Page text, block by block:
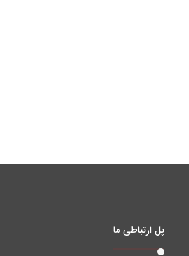
پل ارتباطی ما